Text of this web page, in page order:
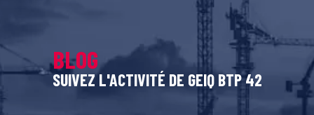
BLOG
SUIVEZ L'ACTIVITÉ DE GEIQ BTP 42